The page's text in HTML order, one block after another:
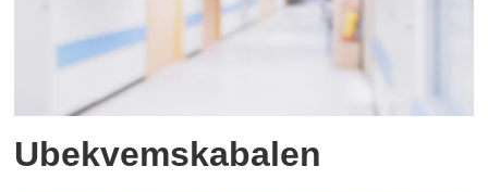
Ubekvemskabalen